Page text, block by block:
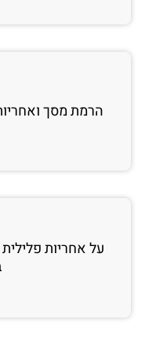
הרמת מסך
על אחריות